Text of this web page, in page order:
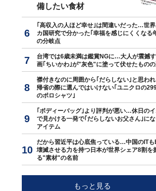
備したい食材
｢高収入の人ほど幸せ｣は間違いだった…世
カ国研究で分かった｢幸福を感じにくくなる
の分岐点
台湾では6歳未満は鑑賞NGに…大人が震撼
画｢ちいかわ｣が"灰色"に塗って伏せたもの
襟付きなのに周囲から｢だらしない｣と思わ
帰省の際に選んではいけない｢ユニクロの
のポロシャツ｣
｢ボディーバッグ｣より評判が悪い…休日の
で見かける一発で｢だらしないお父さん｣に
アイテム
だから習近平は心底焦っている…中国のITも
壊滅させる力を持つ日本が世界シェア8割を
る"素材"の名前
もっと見る